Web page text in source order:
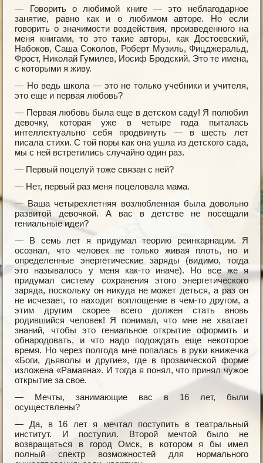
— Говорить о любимой книге — это неблагодарное
занятие, равно как и о любимом авторе. Но если
говорить о значимости воздействия, произведенного на
меня книгами, то это такие авторы, как Достоевский,
Набоков, Саша Соколов, Роберт Музиль, Фицджеральд,
Фрост, Николай Гумилев, Иосиф Бродский. Это те имена,
с которыми я живу.
— Но ведь школа — это не только учебники и учителя,
это еще и первая любовь?
— Первая любовь была еще в детском саду! Я полюбил
девочку, которая уже в четыре года пыталась
интеллектуально себя продвинуть — в шесть лет
писала стихи. С той поры как она ушла из детского сада,
мы с ней встретились случайно один раз.
— Первый поцелуй тоже связан с ней?
— Нет, первый раз меня поцеловала мама.
— Ваша четырехлетняя возлюбленная была довольно
развитой девочкой. А вас в детстве не посещали
гениальные идеи?
— В семь лет я придумал теорию реинкарнации. Я
осознал, что человек не только живая плоть, но и
определенные энергетические заряды (видимо, тогда
это называлось у меня как-то иначе). Но все же я
придумал систему сохранения этого энергетического
заряда, поскольку он никуда не может деться, а раз он
не исчезает, то находит воплощение в чем-то другом, а
этим другим скорее всего должен стать вновь
родившийся человек! Я понимал, что мне не хватает
знаний, чтобы это гениальное открытие оформить и
обнародовать, и что надо подождать еще некоторое
время. Но через полгода мне попалась в руки книжечка
«Боги, дьяволы и другие», где в прозаической форме
изложена «Рамаяна». И тогда я понял, что принял чужое
открытие за свое.
— Мечты, занимающие вас в 16 лет, были
осуществлены?
— Да, в 16 лет я мечтал поступить в театральный
институт. И поступил. Второй мечтой было не
возвращаться в город Омск, в котором я бы имел
полный спектр возможностей для нормального